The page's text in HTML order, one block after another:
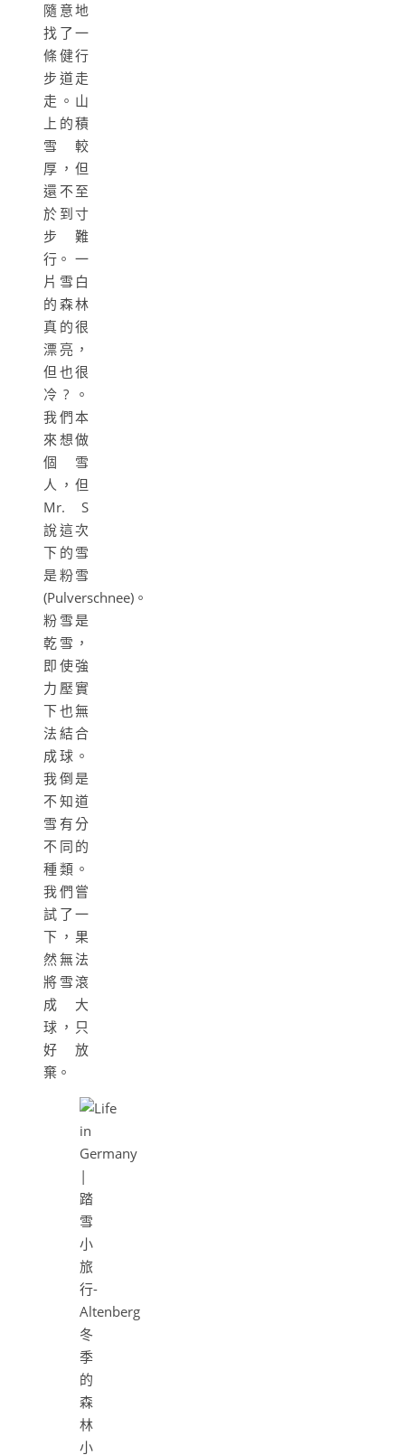
隨意地
找了一
條健行
步道走
走。山
上的積
雪較
厚，但
還不至
於到寸
步難
行。 一
片雪白
的森林
真的很
漂亮，
但也很
冷?。
我們本
來想做
個雪
人，但
Mr. S
說這次
下的雪
是粉雪
(Pulverschnee)。
粉雪是
乾雪，
即使強
力壓實
下也無
法結合
成球。
我倒是
不知道
雪有分
不同的
種類。
我們嘗
試了一
下，果
然無法
將雪滾
成大
球，只
好放
棄。
冬
季
的
森
林
小